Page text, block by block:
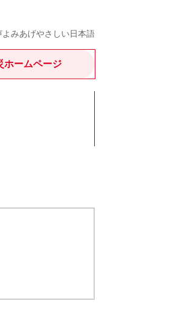
よみあげやさしい日本語
ホームページ